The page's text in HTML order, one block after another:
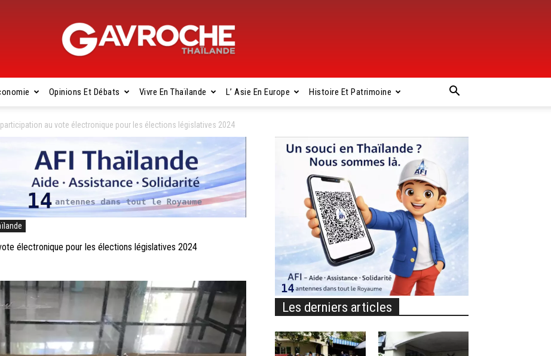
Gavroche
Thaïlande
Opinions Et Débats Vivre En Thaïlande L’ Asie En Europe Histoire Et Patrimoine
participation au vote électronique pour les élections législatives 2024
électronique pour les élections législatives 2024
Les derniers articles